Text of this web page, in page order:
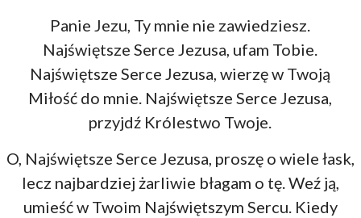
Panie Jezu, Ty mnie nie zawiedziesz.
Najświętsze Serce Jezusa, ufam Tobie.
Najświętsze Serce Jezusa, wierzę w Twoją
Miłość do mnie. Najświętsze Serce Jezusa,
przyjdź Królestwo Twoje.
O, Najświętsze Serce Jezusa, proszę o wiele łask,
lecz najbardziej żarliwie błagam o tę. Weź ją,
umieść w Twoim Najświętszym Sercu. Kiedy